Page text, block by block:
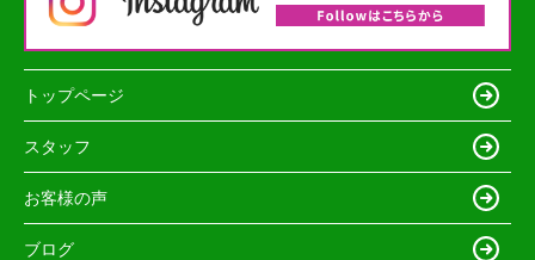
トップページ
スタッフ
お客様の声
ブログ